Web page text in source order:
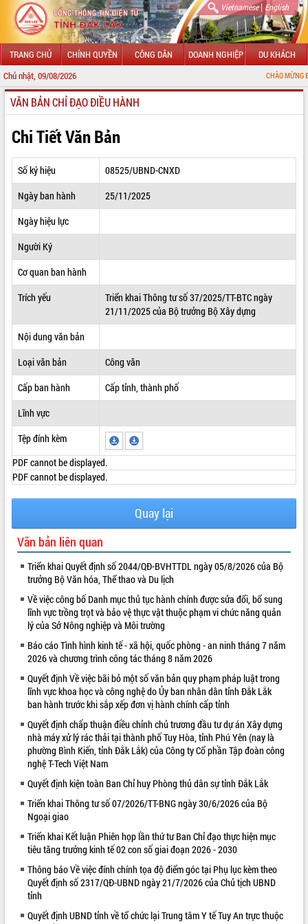
Vietnamese| English
TRANG CHỦ CHÍNH QUYỀN CÔNG DÂN DOANH NGHIỆP DU KHÁCH
Chủ nhật, 09/08/2026 CHÀO MỪNG ĐẾN VỚI
GIỚI THIỆU
LÃNH ĐẠO UBND TỈNH
TIN TỨC SỰ KIỆN
SỞ, BAN, NGÀNH
THÔNG TIN CHỈ ĐẠO ĐIỀU HÀNH
HỆ THỐNG VĂN BẢN
VĂN BẢN HĐND TỈNH
ĐIỂM TIN VĂN BẢN
VIDEO
Trailer Lễ hội Sầu riêng Đắk Lắk năm
2026
Khám bệnh, cấp phát thuốc miễn phí
và tặng quà người dân xã Cư Pui
Hội nghị UBND tỉnh Đắk Lắk thường kỳ
tháng 7/2026
Lễ truy tặng danh hiệu “Bà Mẹ Việt
Nam Anh hùng” và trao Huân chương
Lao động
UBND tỉnh Đắk Lắk triển khai nhiệm
ALBUM ẢNH
VĂN BẢN CHỈ ĐẠO ĐIỀU HÀNH
Chi Tiết Văn Bản
Số ký hiệu
08525/UBND-CNXD
Ngày ban hành
25/11/2025
Ngày hiệu lực
Người Ký
Cơ quan ban hành
Trích yếu
Triển khai Thông tư số 37/2025/TT-BTC ngày
21/11/2025 của Bộ trưởng Bộ Xây dựng
Nội dung văn bản
Loại văn bản
Công văn
Cấp ban hành
Cấp tỉnh, thành phố
Lĩnh vực
Tệp đính kèm
PDF cannot be displayed.
PDF cannot be displayed.
Quay lại
Văn bản liên quan
Triển khai Quyết định số 2044/QĐ-BVHTTDL ngày 05/8/2026 của Bộ
trưởng Bộ Văn hóa, Thể thao và Du lịch
Về việc công bố Danh mục thủ tục hành chính được sửa đổi, bổ sung
lĩnh vực trồng trọt và bảo vệ thực vật thuộc phạm vi chức năng quản
lý của Sở Nông nghiệp và Môi trường
Báo cáo Tình hình kinh tế - xã hội, quốc phòng - an ninh tháng 7 năm
2026 và chương trình công tác tháng 8 năm 2026
Quyết định Về việc bãi bỏ một số văn bản quy phạm pháp luật trong
lĩnh vực khoa học và công nghệ do Ủy ban nhân dân tỉnh Đắk Lắk
ban hành trước khi sắp xếp đơn vị hành chính cấp tỉnh
Quyết định chấp thuận điều chỉnh chủ trương đầu tư dự án Xây dựng
nhà máy xử lý rác thải tại thành phố Tuy Hòa, tỉnh Phú Yên (nay là
phường Bình Kiến, tỉnh Đắk Lắk) của Công ty Cổ phần Tập đoàn công
nghệ T-Tech Việt Nam
Quyết định kiện toàn Ban Chỉ huy Phòng thủ dân sự tỉnh Đắk Lắk
Triển khai Thông tư số 07/2026/TT-BNG ngày 30/6/2026 của Bộ
Ngoại giao
Triển khai Kết luận Phiên họp lần thứ tư Ban Chỉ đạo thực hiện mục
tiêu tăng trưởng kinh tế 02 con số giai đoạn 2026 - 2030
Thông báo Về việc đính chính tọa độ điểm góc tại Phụ lục kèm theo
Quyết định số 2317/QĐ-UBND ngày 21/7/2026 của Chủ tịch UBND
tỉnh
Quyết định UBND tỉnh về tổ chức lại Trung tâm Y tế Tuy An trực thuộc